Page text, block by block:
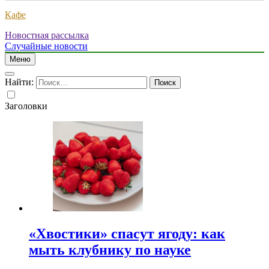
Кафе
Новостная рассылка
Случайные новости
Меню
Найти:
Заголовки
«Хвостики» спасут ягоду: как
мыть клубнику по науке